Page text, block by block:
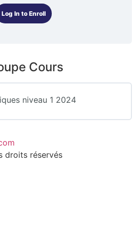
Log In to Enroll
Cours
niveau 1 2024
droits réservés